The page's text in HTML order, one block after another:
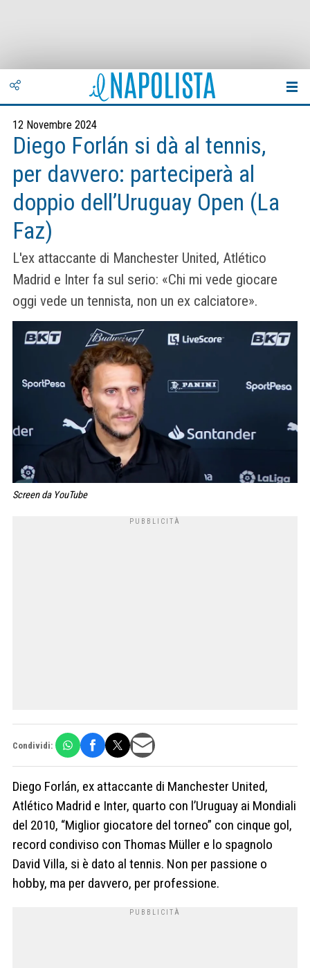
12 Novembre 2024
Diego Forlán si dà al tennis,
per davvero: parteciperà al
doppio dell’Uruguay Open (La
Faz)
L'ex attaccante di Manchester United, Atlético
Madrid e Inter fa sul serio: «Chi mi vede giocare
oggi vede un tennista, non un ex calciatore».
Screen da YouTube
Condividi:
Diego Forlán, ex attaccante di Manchester United,
Atlético Madrid e Inter, quarto con l’Uruguay ai Mondiali
del 2010, “Miglior giocatore del torneo” con cinque gol,
record condiviso con Thomas Müller e lo spagnolo
David Villa, si è dato al tennis. Non per passione o
hobby, ma per davvero, per professione.